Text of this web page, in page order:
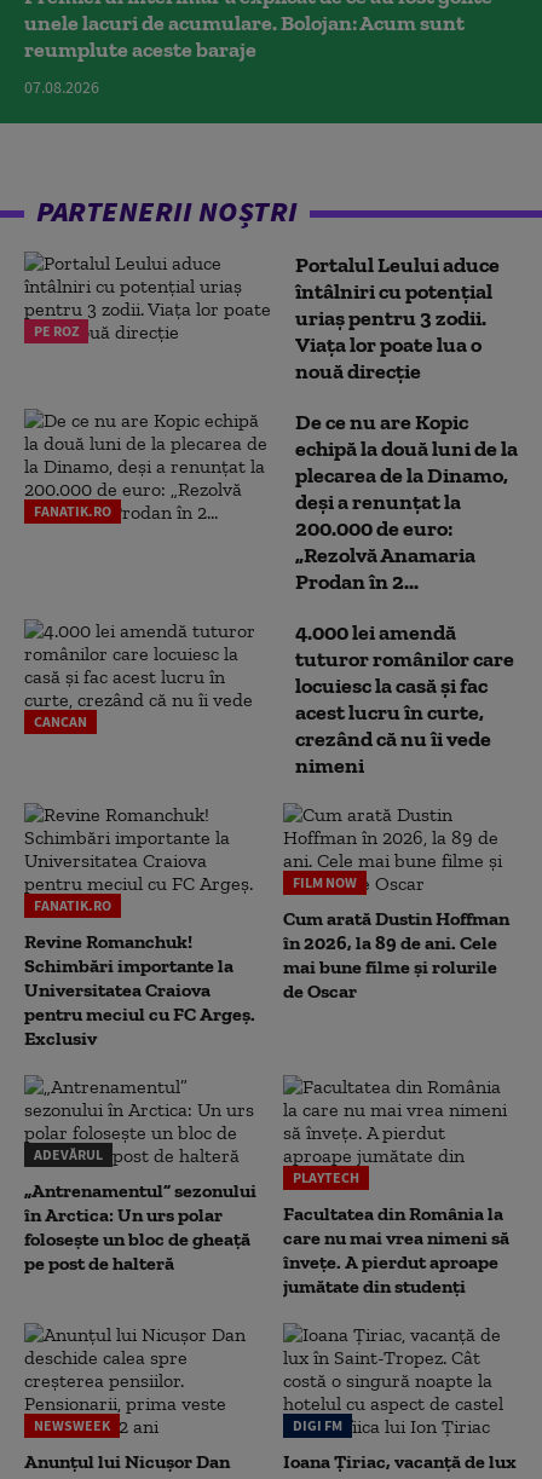
unele lacuri de acumulare. Bolojan: Acum sunt
reumplute aceste baraje
07.08.2026
PARTENERII NOȘTRI
PE ROZ
Portalul Leului aduce
întâlniri cu potențial
uriaș pentru 3 zodii.
Viața lor poate lua o
nouă direcție
FANATIK.RO
De ce nu are Kopic
echipă la două luni de la
plecarea de la Dinamo,
deși a renunțat la
200.000 de euro:
„Rezolvă Anamaria
Prodan în 2...
CANCAN
4.000 lei amendă
tuturor românilor care
locuiesc la casă și fac
acest lucru în curte,
crezând că nu îi vede
nimeni
FANATIK.RO
Revine Romanchuk!
Schimbări importante la
Universitatea Craiova
pentru meciul cu FC Argeş.
Exclusiv
FILM NOW
Cum arată Dustin Hoffman
în 2026, la 89 de ani. Cele
mai bune filme și rolurile
de Oscar
ADEVĂRUL
„Antrenamentul” sezonului
în Arctica: Un urs polar
folosește un bloc de gheață
pe post de halteră
PLAYTECH
Facultatea din România la
care nu mai vrea nimeni să
înveţe. A pierdut aproape
jumătate din studenţi
NEWSWEEK
Anunțul lui Nicușor Dan
DIGI FM
Ioana Țiriac, vacanță de lux